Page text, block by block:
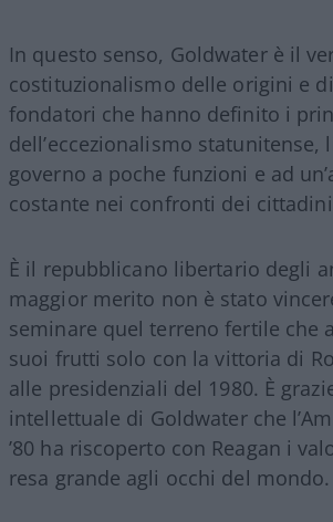
In questo senso, Goldwater è il
costituzionalismo delle origini e
fondatori che hanno definito i
dell’eccezionalismo statunitense,
governo a poche funzioni e ad
costante nei confronti dei
È il repubblicano libertario degli
maggior merito non è stato
seminare quel terreno fertile che
suoi frutti solo con la vittoria di
alle presidenziali del 1980. È
intellettuale di Goldwater che
’80 ha riscoperto con Reagan i
resa grande agli occhi del mondo.